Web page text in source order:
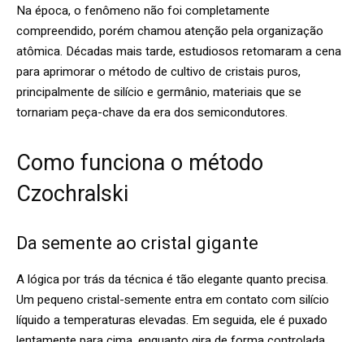
Na época, o fenômeno não foi completamente
compreendido, porém chamou atenção pela organização
atômica. Décadas mais tarde, estudiosos retomaram a cena
para aprimorar o método de cultivo de cristais puros,
principalmente de silício e germânio, materiais que se
tornariam peça-chave da era dos semicondutores.
Como funciona o método
Czochralski
Da semente ao cristal gigante
A lógica por trás da técnica é tão elegante quanto precisa.
Um pequeno cristal-semente entra em contato com silício
líquido a temperaturas elevadas. Em seguida, ele é puxado